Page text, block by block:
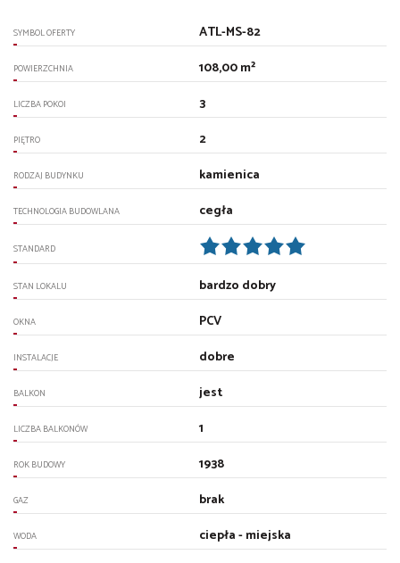
SYMBOL OFERTY ATL-MS-82
POWIERZCHNIA 108,00 m²
LICZBA POKOI 3
PIĘTRO 2
RODZAJ BUDYNKU kamienica
TECHNOLOGIA BUDOWLANA cegła
STANDARD
STAN LOKALU bardzo dobry
OKNA PCV
INSTALACJE dobre
BALKON jest
LICZBA BALKONÓW 1
ROK BUDOWY 1938
GAZ brak
WODA ciepła - miejska